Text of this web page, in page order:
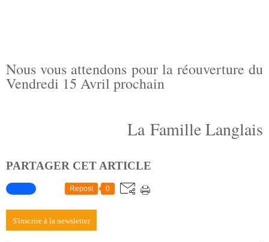
Nous vous attendons pour la réouverture du
Vendredi 15 Avril prochain
La Famille Langlais
PARTAGER CET ARTICLE
Repost 0
S'inscrire à la newsletter